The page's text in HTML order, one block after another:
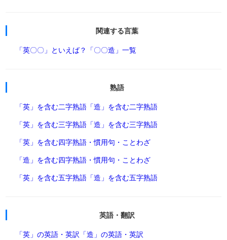
関連する言葉
「英〇〇」といえば？ 「〇〇造」一覧
熟語
「英」を含む二字熟語 「造」を含む二字熟語
「英」を含む三字熟語 「造」を含む三字熟語
「英」を含む四字熟語・慣用句・ことわざ
「造」を含む四字熟語・慣用句・ことわざ
「英」を含む五字熟語 「造」を含む五字熟語
英語・翻訳
「英」の英語・英訳 「造」の英語・英訳